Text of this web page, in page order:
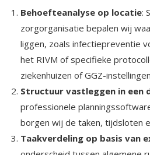
Behoefteanalyse op locatie:
zorgorganisatie bepalen wij
liggen, zoals infectiepreventie
het RIVM of specifieke
ziekenhuizen of GGZ-
Structuur vastleggen in een
professionele
borgen wij de taken, tijdsloten
Taakverdeling op basis van